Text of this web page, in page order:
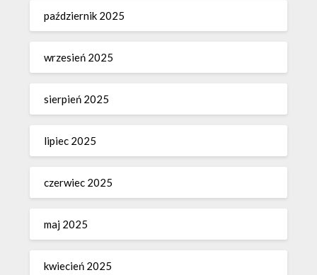
październik 2025
wrzesień 2025
sierpień 2025
lipiec 2025
czerwiec 2025
maj 2025
kwiecień 2025